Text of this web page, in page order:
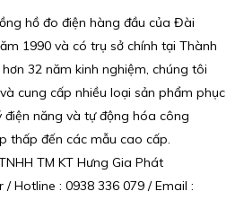
hồ đo điện hàng đầu của Đài
1990 và có trụ sở chính tại Thành
32 năm kinh nghiệm, chúng tôi
cung cấp nhiều loại sản phẩm phục
năng và tự động hóa công
thấp đến các mẫu cao cấp.
TM KT Hưng Gia Phát
Hotline : 0938 336 079 / Email :